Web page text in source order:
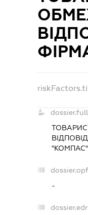
"КОМПАС"
-